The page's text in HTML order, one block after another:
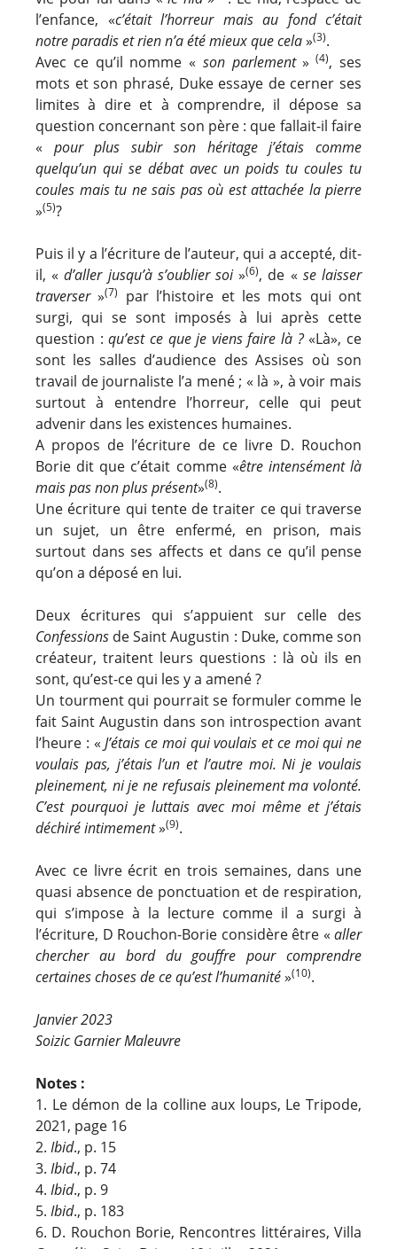
l’enfance, «c’était l’horreur mais au fond c’était
notre paradis et rien n’a été mieux que cela»(3).
Avec ce qu’il nomme « son parlement» (4), ses
mots et son phrasé, Duke essaye de cerner ses
limites à dire et à comprendre, il dépose sa
question concernant son père : que fallait-il faire
« pour plus subir son héritage j’étais comme
quelqu’un qui se débat avec un poids tu coules tu
coules mais tu ne sais pas où est attachée la pierre
»(5)?
Puis il y a l’écriture de l’auteur, qui a accepté, dit-
il, «d’aller jusqu’à s’oublier soi»(6), de « se laisser
traverser»(7)
par l’histoire et les mots qui ont
surgi, qui se sont imposés à lui après cette
question :qu’est ce que je viens faire là ?«Là», ce
sont les salles d’audience des Assises où son
travail de journaliste l’a mené ; « là », à voir mais
surtout à entendre l’horreur, celle qui peut
advenir dans les existences humaines.
A propos de l’écriture de ce livre D. Rouchon
Borie dit que c’était comme «être intensément là
mais pasnon plus présent»(8).
Une écriture qui tente de traiter ce qui traverse
un sujet, un être enfermé, en prison, mais
surtout dans ses affects et dans ce qu’il pense
qu’on a déposé en lui.
Deux écritures qui s’appuient sur celle des
Confessions de Saint Augustin : Duke, comme son
créateur, traitent leurs questions : là où ils en
sont, qu’est-ce qui les y a amené ?
Un tourment qui pourrait se formuler comme le
fait Saint Augustin dans son introspection avant
l’heure : «J’étais ce moi qui voulais et ce moi qui ne
voulais pas, j’étais l’un et l’autre moi. Ni je voulais
pleinement, ni je ne refusais pleinement ma volonté.
C’est pourquoi je luttais avec moi même et j’étais
déchiré intimement»(9).
Avec ce livre écrit en trois semaines, dans une
quasi absence de ponctuation et de respiration,
qui s’impose à la lecture comme il a surgi à
l’écriture, D Rouchon-Borie considère être « aller
chercher au bord du gouffre pour comprendre
certaines choses de ce qu’est l’humanité»(10).
Janvier 2023
Soizic Garnier Maleuvre
Notes :
1. Le démon de la colline aux loups, Le Tripode,
2021, page 16
2. Ibid., p. 15
3. Ibid., p. 74
4. Ibid., p. 9
5. Ibid., p. 183
6. D. Rouchon Borie, Rencontres littéraires, Villa